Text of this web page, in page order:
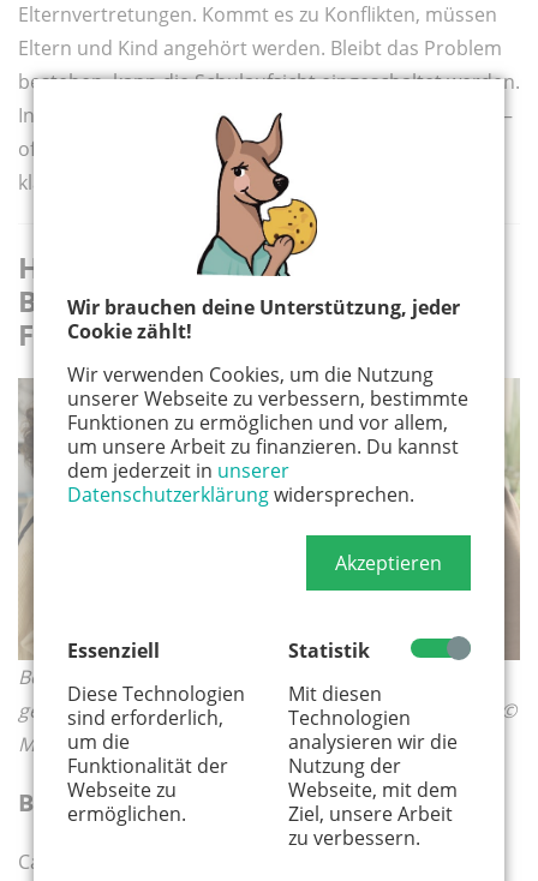
Wir brauchen deine Unterstützung, jeder
Cookie zählt!
Wir verwenden Cookies, um die Nutzung
unserer Webseite zu verbessern, bestimmte
Funktionen zu ermöglichen und vor allem,
um unsere Arbeit zu finanzieren. Du kannst
dem jederzeit in unserer
Datenschutzerklärungwidersprechen.
Akzeptieren
Essenziell
Diese Technologien
sind erforderlich,
um die
Funktionalität der
Webseite zu
ermöglichen.
Statistik
Mit diesen
Technologien
analysieren wir die
Nutzung der
Webseite, mit dem
Ziel, unsere Arbeit
zu verbessern.
Elternvertretungen. Kommt es zu Konflikten, müssen
Eltern und Kind angehört werden. Bleibt das Problem
bestehen, kann die Schulaufsicht eingeschaltet werden.
In bestimmten Fällen ist auch der Rechtsweg möglich –
oft lassen sich Fragen aber im direkten Gespräch
klären.
Hilfe bei Konflikten:
Beratungsstellen, Jugendamt und
Familiengericht
Bei Konflikten können Beratungsstellen helfen,
gemeinsam Lösungen im Sinne des Kindes zu finden. ©
Mediaphotos/Adobe Stock
Beratungsstellen
Caritas, Diakonie, Pro Familia oder kommunale